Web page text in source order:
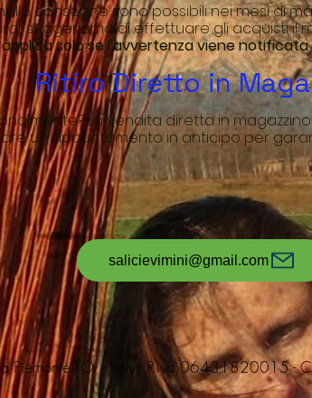
consegne sono possibili nei mesi di
suggeriamo di effettuare gli acquisti il
solo se l'avvertenza viene
Ritiro Diretto in
La vendita diretta in
un appuntamento in anticipo per
salicievimini@gmail.com
Piemonte TO - Italy - P.Iva 06431820015 -